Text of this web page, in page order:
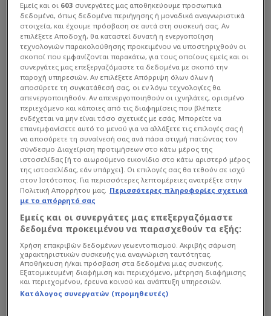
Η γνωστή δημοσιογράφος και παρουσιάστρια
ειδήσεων, το απόγευμα του Σαββάτου 2 Μαΐου,
μοιράστηκε με τους διαδικτυακούς της φίλους
μια ιδιαίτερα φορτισμένη δημοσίευση,
γνωστοποιώντας πως ένα πολύ αγαπημένο της
πρόσωπο έφυγε από τη ζωή.
Χωρίς να δώσει περισσότερες λεπτομέρειες,
εξέφρασε τη θλίψη και τη συγκίνησή της, με τα
μηνύματα συμπαράστασης να κατακλύζουν τα
σχόλια κάτω από την ανάρτησή της.
Εμείς και οι 603 συνεργάτες μας αποθηκεύουμε προσωπικά
δεδομένα, όπως δεδομένα περιήγησης ή μοναδικά αναγνωριστικά
στοιχεία, και έχουμε πρόσβαση σε αυτά στη συσκευή σας. Αν
επιλέξετε Αποδοχή, θα καταστεί δυνατή η ενεργοποίηση
τεχνολογιών παρακολούθησης προκειμένου να υποστηριχθούν οι
σκοποί που εμφανίζονται παρακάτω, για τους οποίους εμείς και οι
συνεργάτες μας επεξεργαζόμαστε τα δεδομένα με σκοπό την
παροχή υπηρεσιών. Αν επιλέξετε Απόρριψη όλων όλων ή
αποσύρετε τη συγκατάθεσή σας, οι εν λόγω τεχνολογίες θα
απενεργοποιηθούν. Αν απενεργοποιηθούν οι ιχνηλάτες, ορισμένο
περιεχόμενο και κάποιες από τις διαφημίσεις που βλέπετε
ενδέχεται να μην είναι τόσο σχετικές με εσάς. Μπορείτε να
επανεμφανίσετε αυτό το μενού για να αλλάξετε τις επιλογές σας ή
να αποσύρετε τη συναίνεσή σας ανά πάσα στιγμή πατώντας τον
σύνδεσμο Διαχείριση προτιμήσεων στο κάτω μέρος της
ιστοσελίδας [ή το αιωρούμενο εικονίδιο στο κάτω αριστερό μέρος
της ιστοσελίδας, εάν υπάρχει]. Οι επιλογές σας θα τεθούν σε ισχύ
στον Ιστότοπος. Για περισσότερες λεπτομέρειες ανατρέξτε στην
Πολιτική Απορρήτου μας. Περισσότερες πληροφορίες σχετικά
με το απόρρητό σας
Εμείς και οι συνεργάτες μας επεξεργαζόμαστε
δεδομένα προκειμένου να παρασχεθούν τα εξής:
Χρήση επακριβών δεδομένων γεωεντοπισμού. Ακριβής σάρωση
χαρακτηριστικών συσκευής για αναγνώριση ταυτότητας.
Αποθήκευση ή/και πρόσβαση στα δεδομένα μιας συσκευής.
Εξατομικευμένη διαφήμιση και περιεχόμενο, μέτρηση διαφήμισης
και περιεχομένου, έρευνα κοινού και ανάπτυξη υπηρεσιών.
Κατάλογος συνεργατών (προμηθευτές)